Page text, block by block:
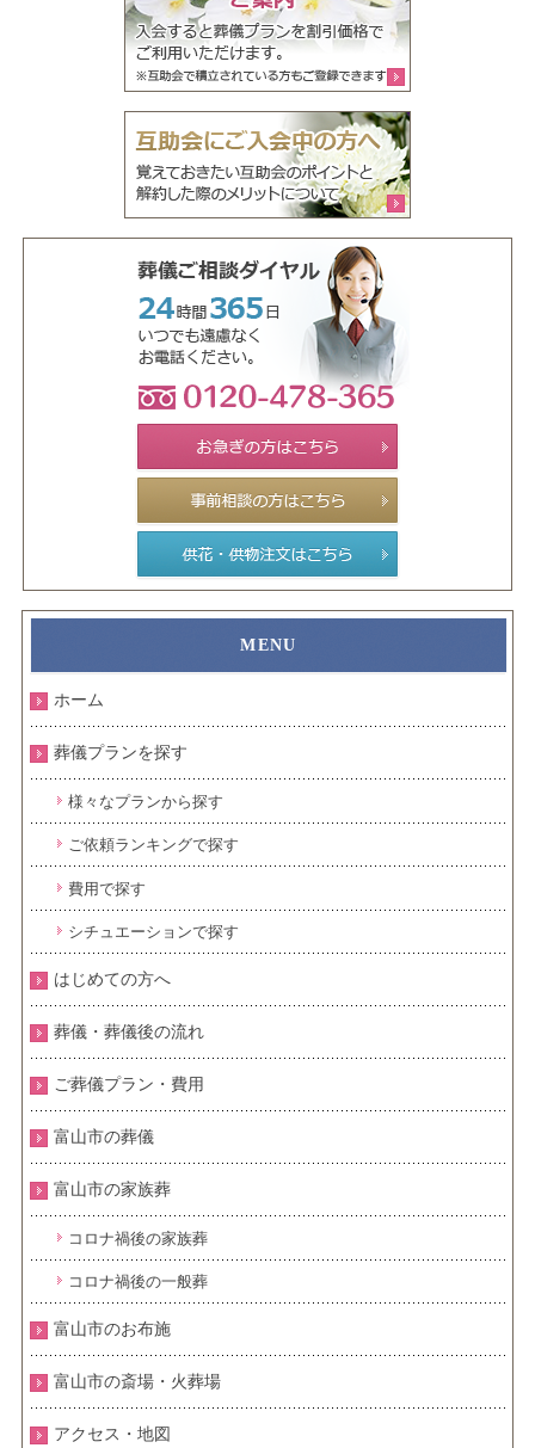
ホーム
葬儀プランを探す
様々なプランから探す
ご依頼ランキングで探す
費用で探す
シチュエーションで探す
はじめての方へ
葬儀・葬儀後の流れ
ご葬儀プラン・費用
富山市の葬儀
富山市の家族葬
コロナ禍後の家族葬
コロナ禍後の一般葬
富山市のお布施
富山市の斎場・火葬場
アクセス・地図